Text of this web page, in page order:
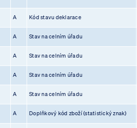
A Kód stavu deklarace
A Stav na celním úřadu
A Stav na celním úřadu
A Stav na celním úřadu
A Stav na celním úřadu
A Doplňkový kód zboží (statistický znak)